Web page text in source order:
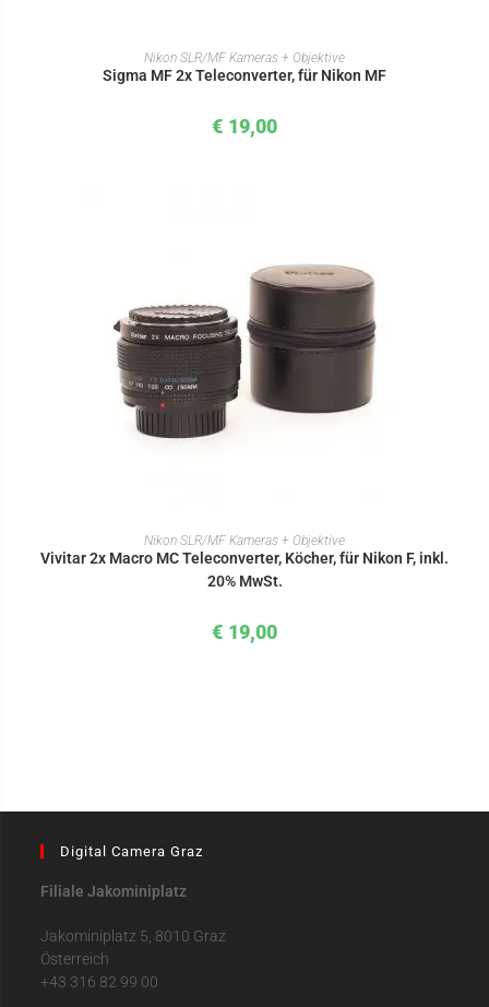
IN DEN WARENKORB
Nikon SLR/MF Kameras + Objektive
Sigma MF 2x Teleconverter, für Nikon MF
€ 19,00
IN DEN WARENKORB
Nikon SLR/MF Kameras + Objektive
Vivitar 2x Macro MC Teleconverter, Köcher, für Nikon F, inkl.
20% MwSt.
€ 19,00
Digital Camera Graz
Filiale Jakominiplatz
Jakominiplatz 5, 8010 Graz
Österreich
+43 316 82 99 00